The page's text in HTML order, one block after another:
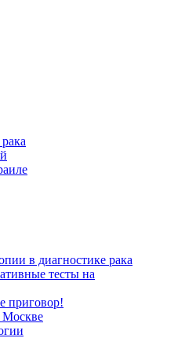
в диагностике рака
тесты на
приговор!
Москве